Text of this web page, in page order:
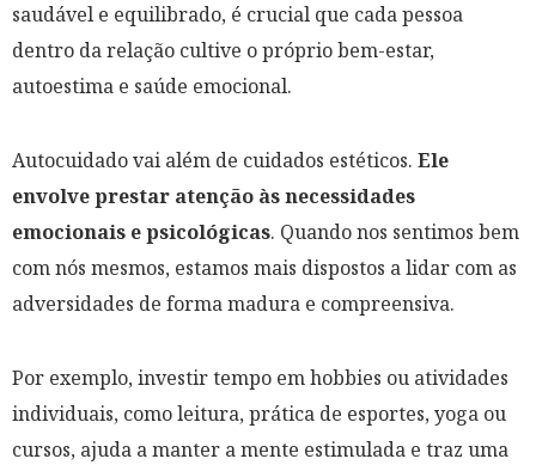
saudável e equilibrado, é crucial que cada pessoa
dentro da relação cultive o próprio bem-estar,
autoestima e saúde emocional.
Autocuidado vai além de cuidados estéticos. Ele
envolve prestar atenção às necessidades
emocionais e psicológicas. Quando nos sentimos bem
com nós mesmos, estamos mais dispostos a lidar com as
adversidades de forma madura e compreensiva.
Por exemplo, investir tempo em hobbies ou atividades
individuais, como leitura, prática de esportes, yoga ou
cursos, ajuda a manter a mente estimulada e traz uma